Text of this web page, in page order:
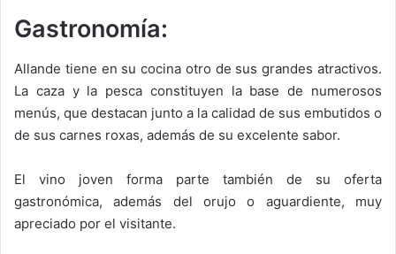
Gastronomía:
Allande tiene en su cocina otro de sus grandes atractivos.
La caza y la pesca constituyen la base de numerosos
menús, que destacan junto a la calidad de sus embutidos o
de sus carnes roxas, además de su excelente sabor.
El vino joven forma parte también de su oferta
gastronómica, además del orujo o aguardiente, muy
apreciado por el visitante.